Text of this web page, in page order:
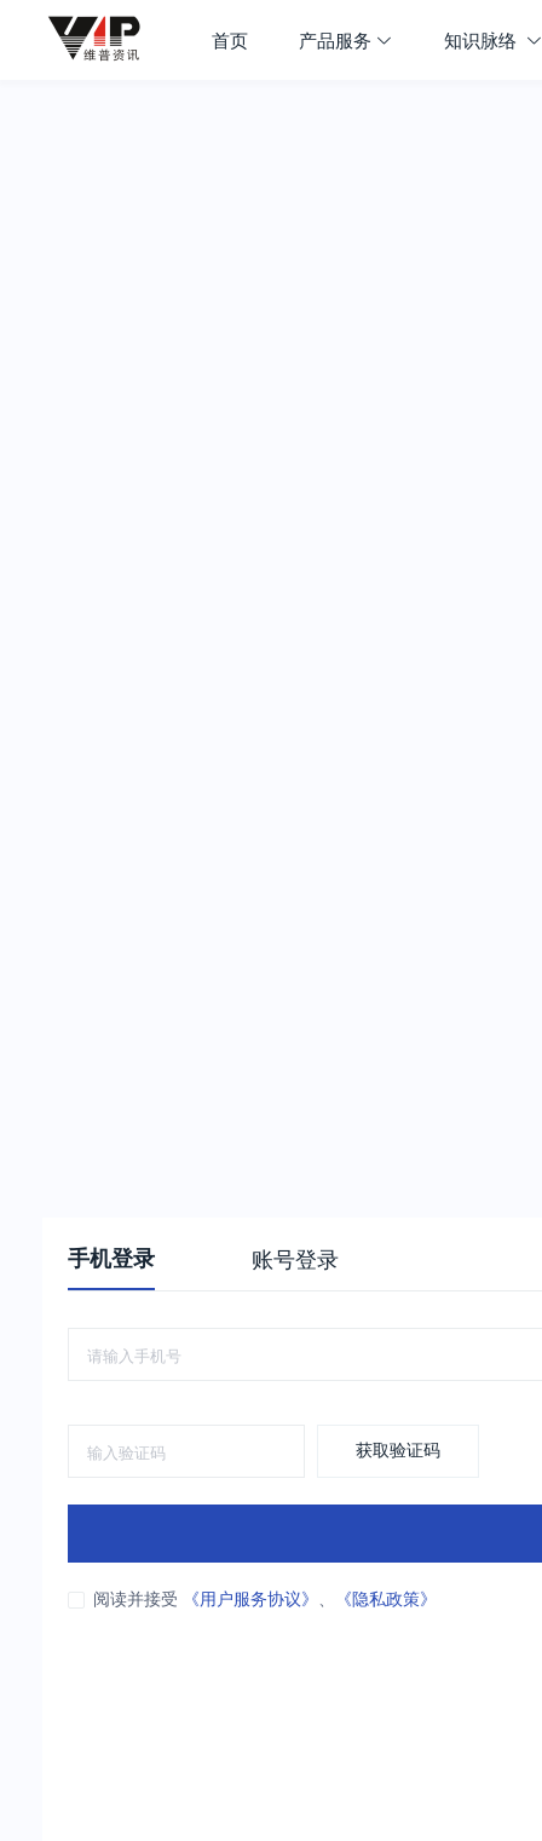
首页 产品服务 知识脉络
手机登录 账号登录
获取验证码
阅读并接受 《用户服务协议》 、 《隐私政策》